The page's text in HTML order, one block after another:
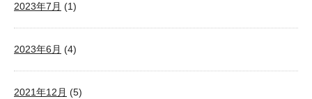
2023年7月 (1)
2023年6月 (4)
2021年12月 (5)